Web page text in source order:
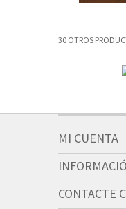
30 OTROS
MI CUENTA
CONTACTE